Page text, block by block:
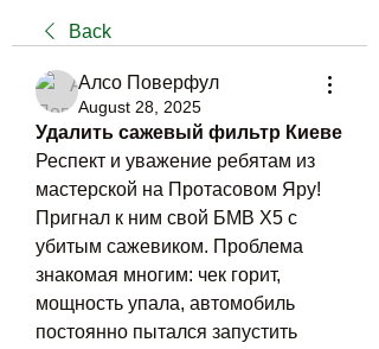
Back
Алсо Поверфул
August 28, 2025
Удалить сажевый фильтр Киеве
Респект и уважение ребятам из
мастерской на Протасовом Яру!
Пригнал к ним свой БМВ Х5 с
убитым сажевиком. Проблема
знакомая многим: чек горит,
мощность упала, автомобиль
постоянно пытался запустить